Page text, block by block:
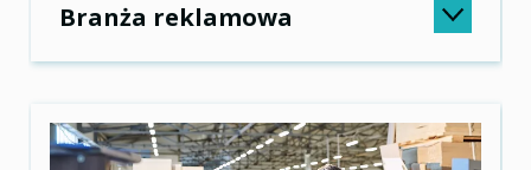
Koszt inwestycji
Branża reklamowa